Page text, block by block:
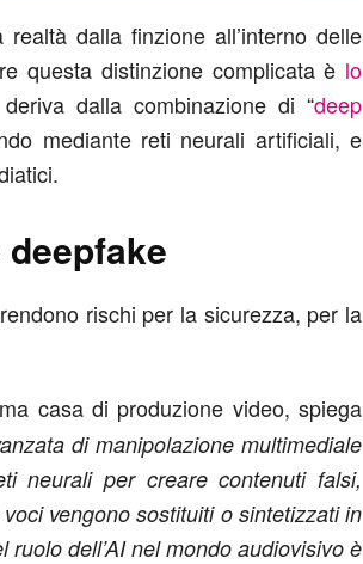
dalla finzione all’interno delle
questa distinzione complicata è lo
dalla combinazione di “deep
mediante reti neurali artificiali, e
rischi per la sicurezza, per la
casa di produzione video, spiega
di manipolazione multimediale
neurali per creare contenuti falsi,
vengono sostituiti o sintetizzati in
dell’AI nel mondo audiovisivo è